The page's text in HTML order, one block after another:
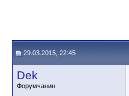
29.03.2015, 22:45
Dek
Форумчанин